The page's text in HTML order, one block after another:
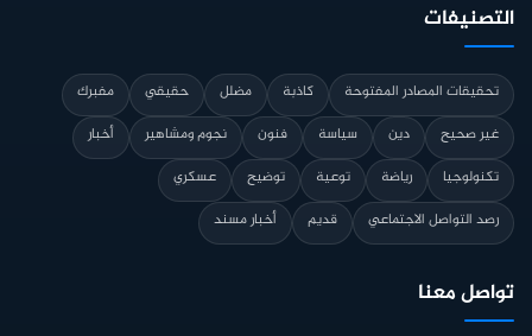
التصنيفات
تحقيقات المصادر المفتوحة كاذبة مضلل حقيقي
مفبرك
غير صحيح
دين سياسة فنون نجوم ومشاهير
أخبار
تكنولوجيا
رياضة توعية توضيح
عسكري
رصد التواصل الاجتماعي
قديم أخبار مسند
تواصل معنا